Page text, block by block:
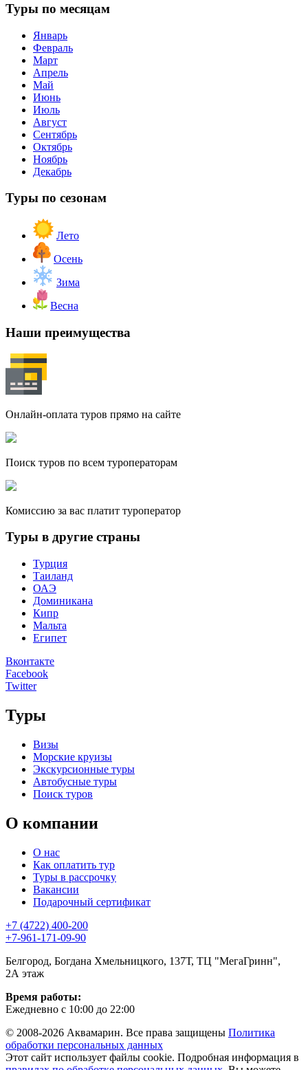
Туры по месяцам
Январь
Февраль
Март
Апрель
Май
Июнь
Июль
Август
Сентябрь
Октябрь
Ноябрь
Декабрь
Туры по сезонам
Лето
Осень
Зима
Весна
Наши преимущества
Онлайн-оплата туров прямо на сайте
Поиск туров по всем туроператорам
Комиссию за вас платит туроператор
Туры в другие страны
Турция
Таиланд
ОАЭ
Доминикана
Кипр
Мальта
Египет
Вконтакте
Facebook
Twitter
Туры
Визы
Морские круизы
Экскурсионные туры
Автобусные туры
Поиск туров
О компании
О нас
Как оплатить тур
Туры в рассрочку
Вакансии
Подарочный сертификат
+7 (4722) 400-200
+7-961-171-09-90
Белгород, Богдана Хмельницкого, 137Т, ТЦ "МегаГринн",
2А этаж
Время работы:
Ежедневно с 10:00 до 22:00
© 2008-2026 Аквамарин. Все права защищены Политика
обработки персональных данных
Этот сайт использует файлы cookie. Подробная информация в